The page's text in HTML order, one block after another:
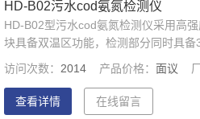
HD-B02污水cod氨氮检测仪
HD-B02型污水cod氨氮检测仪采用高
块具备双温区功能，检测部分同时具
高清液晶触摸屏，光纤检测技术，进
定、测量准确、测定范围广、功能*、
访问次数： 2014 产品价格：面议
查看详情 在线留言